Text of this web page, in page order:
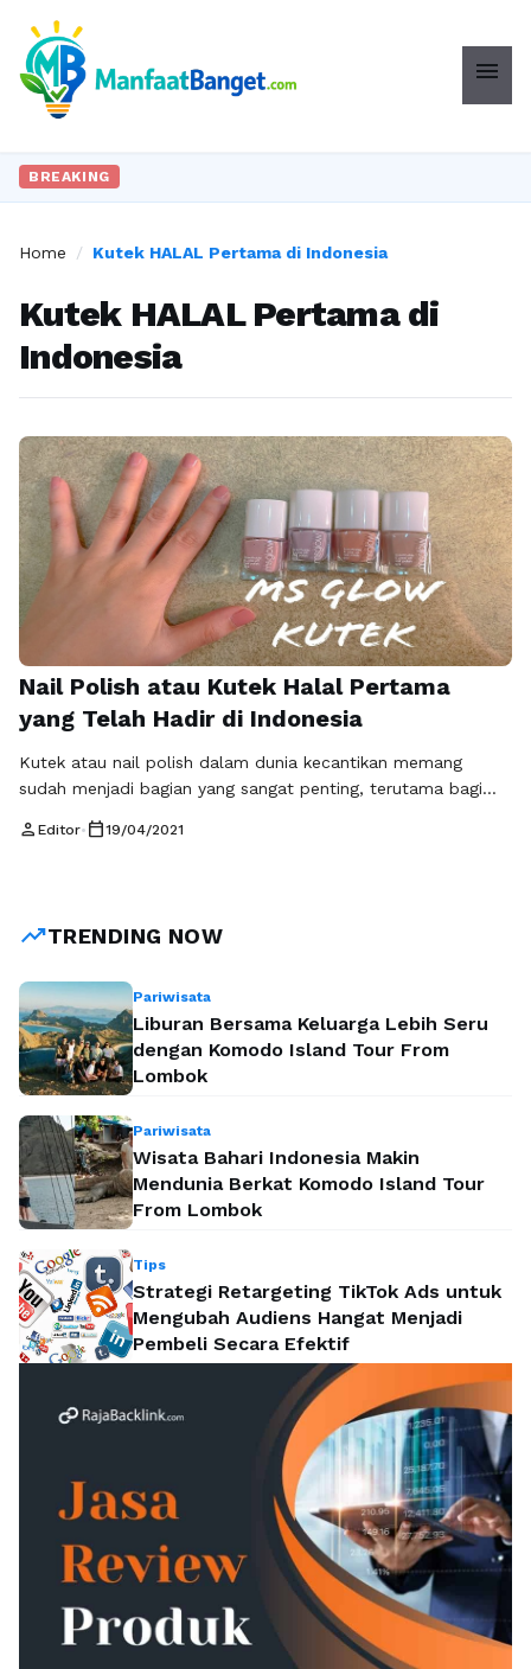
menu
BREAKING
Home / Kutek HALAL Pertama di Indonesia
Kutek HALAL Pertama di
Indonesia
Nail Polish atau Kutek Halal Pertama
yang Telah Hadir di Indonesia
Kutek atau nail polish dalam dunia kecantikan memang
sudah menjadi bagian yang sangat penting, terutama bagi
lain. Merias kuku juga sering digunakan untuk acara penting
person Editor• calendar_today19/04/2021
trending_upTRENDING NOW
Pariwisata
Liburan Bersama Keluarga Lebih Seru
dengan Komodo Island Tour From
Lombok
Pariwisata
Wisata Bahari Indonesia Makin
Mendunia Berkat Komodo Island Tour
From Lombok
Tips
Strategi Retargeting TikTok Ads untuk
Mengubah Audiens Hangat Menjadi
Pembeli Secara Efektif